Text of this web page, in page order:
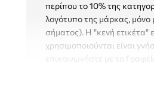
περίπου το 10% της
λογότυπο της μάρκας, μόνο
σήματος). Η "κενή ετικέτα"
χρησιμοποιούνται είναι
επικοινωνήστε με το